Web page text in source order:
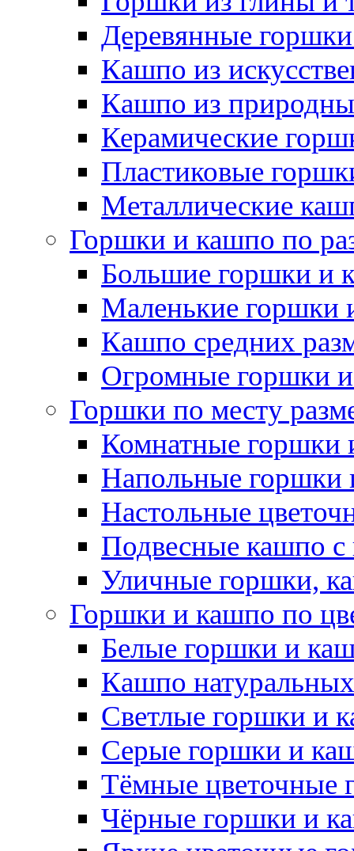
Деревянные
Кашпо из
Кашпо из
Керамические
Пластиковые
Металлические
Горшки и кашпо по
Большие горшки и
Маленькие горшки
Кашпо средних
Огромные горшки
Горшки по месту
Комнатные горшки
Напольные горшки
Настольные
Подвесные кашпо с
Уличные горшки,
Горшки и кашпо по
Белые горшки и
Кашпо
Светлые горшки и
Серые горшки и
Тёмные цветочные
Чёрные горшки и